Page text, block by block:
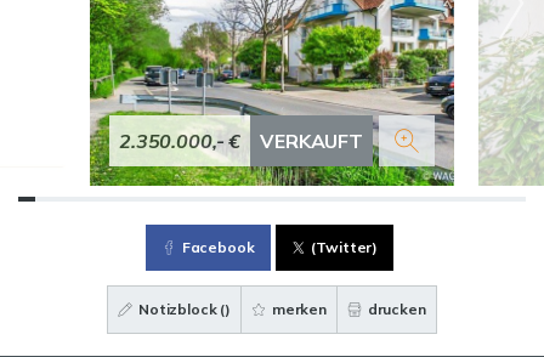
2.350.000,- € VERKAUFT
Facebook (Twitter)
Notizblock () merken drucken